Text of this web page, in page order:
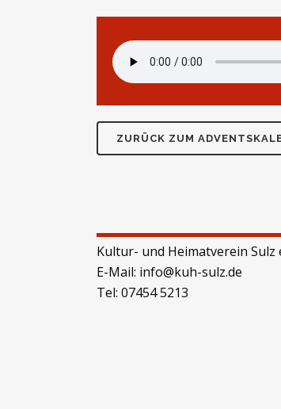
ZURÜCK ZUM
Kultur- und Heimatverein Sulz
E-Mail: info@kuh-sulz.de
Tel: 07454 5213